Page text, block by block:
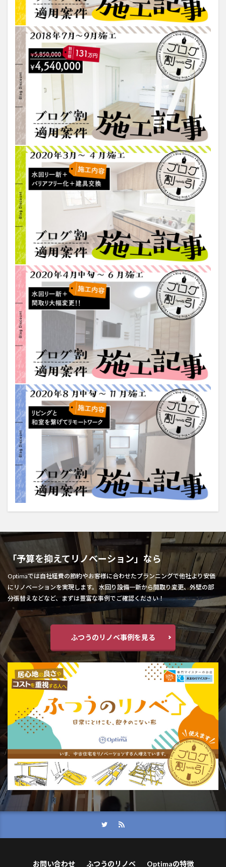
「予算を抑えてリノベーション」なら
Optimaでは自社経費の節約やお客様に合わせたプランニングで他社より安価
にリノベーションを実現します。 水回り設備一新から間取り変更、外壁の部
分張替えなどなど、まずは豊富な事例でご確認ください！
ふつうのリノベ事例を見る
お問い合わせ ふつうのリノベ Optimaの特徴